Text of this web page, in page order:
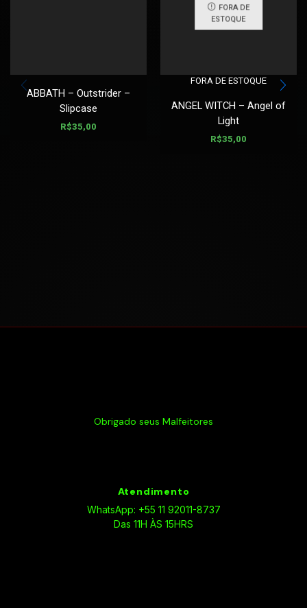
ABBATH – Outstrider –
Slipcase
R$35,00
FORA DE
ESTOQUE
FORA DE ESTOQUE
ANGEL WITCH – Angel of
Light
R$35,00
Obrigado seus Malfeitores
Atendimento
WhatsApp: +55 11 92011-8737
Das 11H ÀS 15HRS